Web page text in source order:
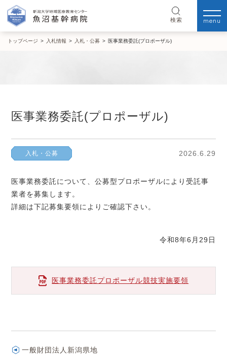
検索 menu
トップページ > 入札情報 > 入札・公募 > 医事業務委託(プロポーザル)
医事業務委託(プロポーザル)
入札・公募 2026.6.29
医事業務委託について、公募型プロポーザルにより受託事
業者を募集します。
詳細は下記募集要領によりご確認下さい。
令和8年6月29日
医事業務委託プロポーザル競技実施要領
一般財団法人新潟県地